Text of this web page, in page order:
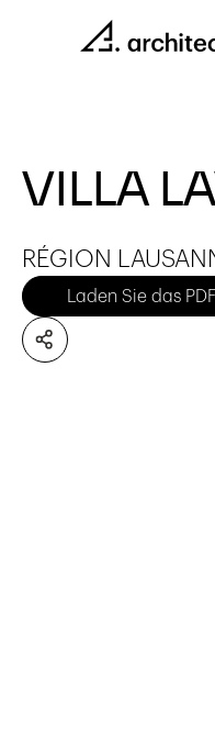
VILLA
RÉGION
Laden Sie das